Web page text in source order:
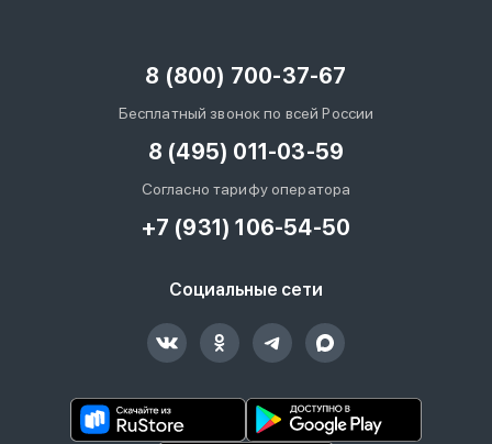
8 (800) 700-37-67
Бесплатный звонок по всей России
8 (495) 011-03-59
Согласно тарифу оператора
+7 (931) 106-54-50
Социальные сети